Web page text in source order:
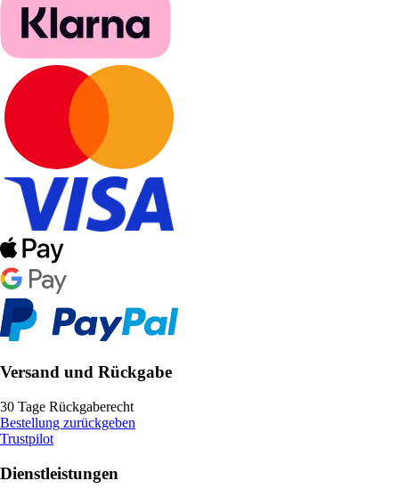
Versand und Rückgabe
30 Tage Rückgaberecht
Bestellung zurückgeben
Trustpilot
Dienstleistungen